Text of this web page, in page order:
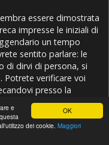
OK
e
dei cookie. Maggiori
essere dimostrata
impresse le iniziali di
un tempo
sentito parlare: le
di dirvi di persona, si
Potrete verificare voi
presso la
è attualmente custodita.
allego alla presente